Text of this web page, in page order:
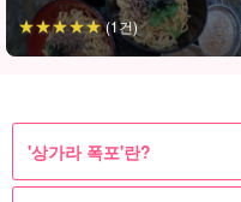
(1건)
'상가라 폭포'란?